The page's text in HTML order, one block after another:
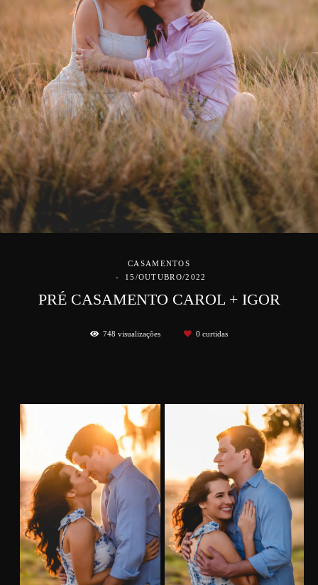
CASAMENTOS
15/OUTUBRO/2022
PRÉ CASAMENTO CAROL + IGOR
748 visualizações 0 curtidas